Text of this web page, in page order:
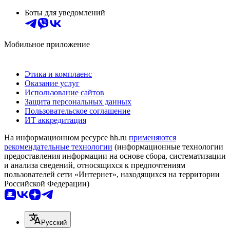
Боты для уведомлений
Мобильное приложение
Этика и комплаенс
Оказание услуг
Использование сайтов
Защита персональных данных
Пользовательское соглашение
ИТ аккредитация
На информационном ресурсе hh.ru применяются
рекомендательные технологии (информационные технологии
предоставления информации на основе сбора, систематизации
и анализа сведений, относящихся к предпочтениям
пользователей сети «Интернет», находящихся на территории
Российской Федерации)
Русский